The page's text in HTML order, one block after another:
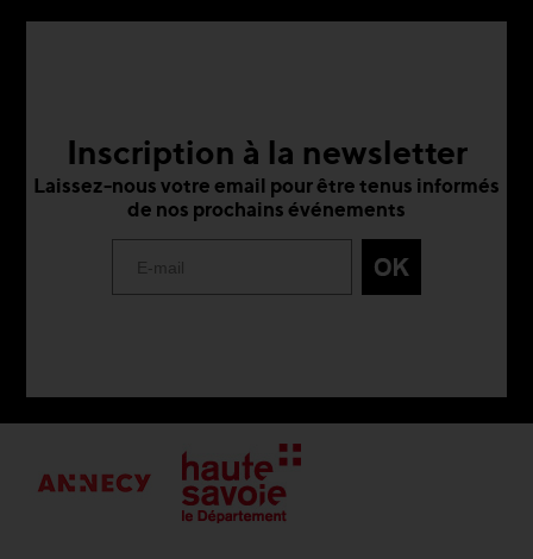
Inscription à la newsletter
Laissez-nous votre email pour être tenus informés
de nos prochains événements